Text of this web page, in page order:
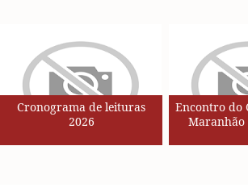
Cronograma de leituras
2026
Encontro do
Maranhão